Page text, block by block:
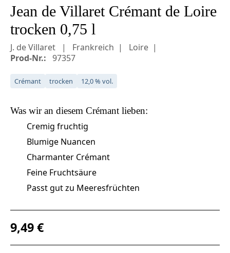
Jean de Villaret Crémant de Loire
trocken 0,75 l
J. de Villaret Frankreich
Loire
Prod-Nr.: 97357
Crémant trocken 12,0 % vol.
Was wir an diesem Crémant lieben:
Cremig fruchtig
Blumige Nuancen
Charmanter Crémant
Feine Fruchtsäure
Passt gut zu Meeresfrüchten
Regulärer Preis:
9,49 €